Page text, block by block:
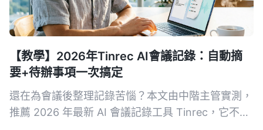
【教學】2026年Tinrec AI會議記錄：自動摘
要+待辦事項一次搞定
還在為會議後整理記錄苦惱？本文由中階主管實測，
推薦 2026 年最新 AI 會議記錄工具 Tinrec，它不只